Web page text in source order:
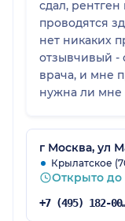
сдал,
проводятся
нет никаких
отзывчивый -
врача, и мне
нужна ли мне
продолжать
г Москва, ул
Крылатское
Открыто до
+7